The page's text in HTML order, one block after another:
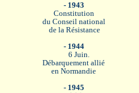
- 1943
Constitution
du Conseil national
de la Résistance
- 1944
6 Juin.
Débarquement allié
en Normandie
- 1945